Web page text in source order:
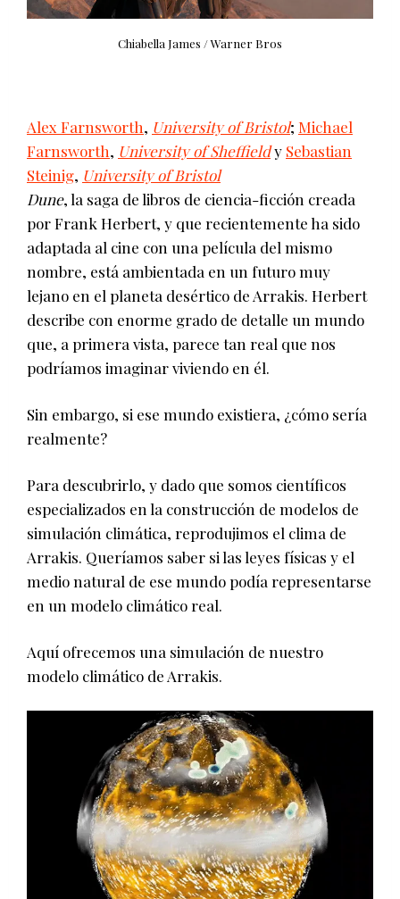
Chiabella James / Warner Bros
Alex Farnsworth, University of Bristol; Michael
Farnsworth, University of Sheffieldy Sebastian
Steinig, University of Bristol
Dune, la saga de libros de ciencia-ficción creada
por Frank Herbert, y que recientemente ha sido
adaptada al cine con una película del mismo
nombre, está ambientada en un futuro muy
lejano en el planeta desértico de Arrakis. Herbert
describe con enorme grado de detalle un mundo
que, a primera vista, parece tan real que nos
podríamos imaginar viviendo en él.
Sin embargo, si ese mundo existiera, ¿cómo sería
realmente?
Para descubrirlo, y dado que somos científicos
especializados en la construcción de modelos de
simulación climática, reprodujimos el clima de
Arrakis. Queríamos saber si las leyes físicas y el
medio natural de ese mundo podía representarse
en un modelo climático real.
Aquí ofrecemos una simulación de nuestro
modelo climático de Arrakis.